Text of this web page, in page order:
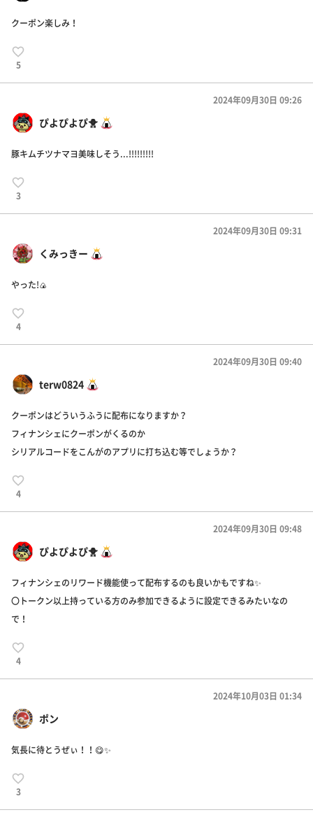
クーポン楽しみ！
5
ぴよぴよぴ🐥
2024年09月30日 09:26
豚キムチツナマヨ美味しそう...!!!!!!!!!
3
くみっきー
2024年09月30日 09:31
やった!🍙
4
terw0824
2024年09月30日 09:40
クーポンはどういうふうに配布になりますか？
フィナンシェにクーポンがくるのか
シリアルコードをこんがのアプリに打ち込む等でしょうか？
4
ぴよぴよぴ🐥
2024年09月30日 09:48
フィナンシェのリワード機能使って配布するのも良いかもですね✨
〇トークン以上持っている方のみ参加できるように設定できるみたいなの
で！
4
ポン
2024年10月03日 01:34
気長に待とうぜぃ！！😋✨
3